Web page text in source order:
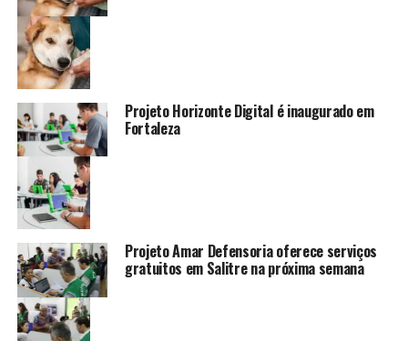
Projeto Horizonte Digital é inaugurado em
Fortaleza
Projeto Amar Defensoria oferece serviços
gratuitos em Salitre na próxima semana